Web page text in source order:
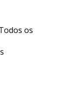
os